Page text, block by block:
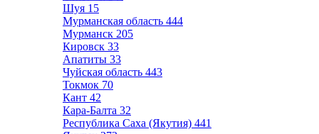
Шуя 15
Мурманская область 444
Мурманск 205
Кировск 33
Апатиты 33
Чуйская область 443
Токмок 70
Кант 42
Кара-Балта 32
Республика Саха (Якутия) 441